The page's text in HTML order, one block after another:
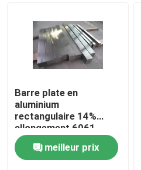
Barre plate en
aluminium
rectangulaire 14%
allongement 6061
Grade pour la
construction
d'aéronefs
meilleur prix